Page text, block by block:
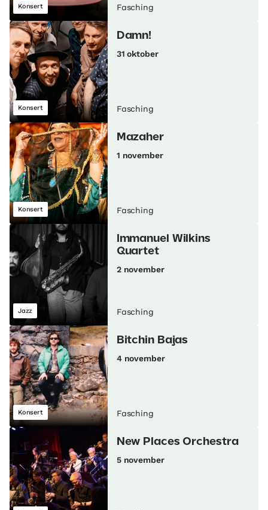
Konsert Fasching
Konsert
Damn!
31 oktober
Fasching
Konsert
Mazaher
1 november
Fasching
Jazz
Immanuel Wilkins
Quartet
2 november
Fasching
Konsert
Bitchin Bajas
4 november
Fasching
New Places Orchestra
5 november